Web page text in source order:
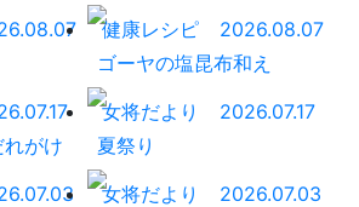
健康レシピ
2026.08.07
ゴーヤの塩昆布和え
がけ
女将だより
2026.07.17
夏祭り
女将だより
2026.07.03